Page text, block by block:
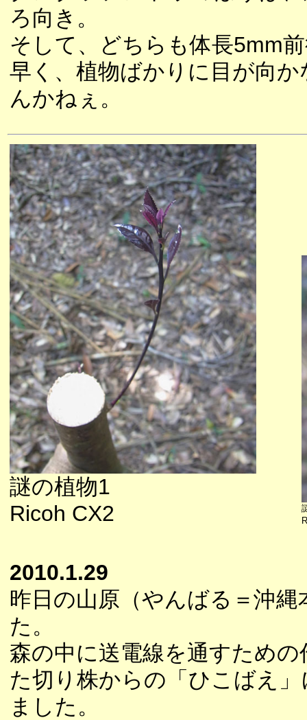
ろ向き。
そして、どちらも体長5mm
早く、植物ばかりに目が向
んかねぇ。
謎の植物1
Ricoh CX2
2010.1.29
昨日の山原（やんばる＝沖縄
た。
森の中に送電線を通すため
た切り株からの「ひこばえ
ました。